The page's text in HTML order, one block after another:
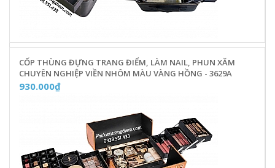
CỐP THÙNG ĐỰNG TRANG ĐIỂM, LÀM NAIL, PHUN XĂM
CHUYÊN NGHIỆP VIỀN NHÔM MÀU VÀNG HỒNG - 3629A
930.000₫